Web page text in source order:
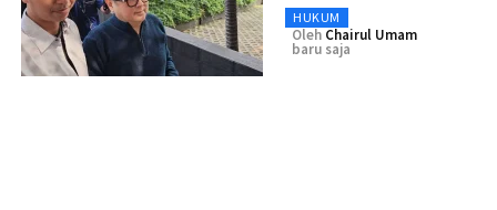
HUKUM
Oleh Chairul Umam
baru saja